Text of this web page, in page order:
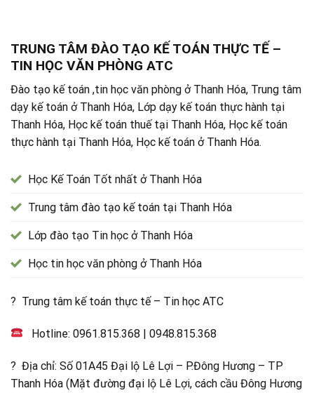
TRUNG TÂM ĐÀO TẠO KẾ TOÁN THỰC TẾ –
TIN HỌC VĂN PHÒNG ATC
Đào tạo kế toán ,tin học văn phòng ở Thanh Hóa, Trung tâm
dạy kế toán ở Thanh Hóa, Lớp dạy kế toán thực hành tại
Thanh Hóa, Học kế toán thuế tại Thanh Hóa, Học kế toán
thực hành tại Thanh Hóa, Học kế toán ở Thanh Hóa.
Học Kế Toán Tốt nhất ở Thanh Hóa
Trung tâm đào tạo kế toán tại Thanh Hóa
Lớp đào tạo Tin học ở Thanh Hóa
Học tin học văn phòng ở Thanh Hóa
? Trung tâm kế toán thực tế – Tin học ATC
Hotline:0961.815.368 |0948.815.368
? Địa chỉ: Số 01A45 Đại lộ Lê Lợi – P.Đông Hương – TP
Thanh Hóa (Mặt đường đại lộ Lê Lợi, cách cầu Đông Hương